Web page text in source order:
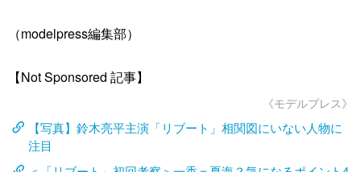
（modelpress編集部）
【Not Sponsored 記事】
《モデルプレス》
【写真】鈴木亮平主演「リブート」相関図にいない人物に
注目